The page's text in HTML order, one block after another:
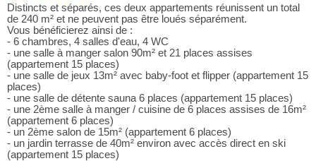
Distincts et séparés, ces deux appartements réunissent un total
de 240 m² et ne peuvent pas être loués séparément.
Vous bénéficierez ainsi de :
- 6 chambres, 4 salles d'eau, 4 WC
- une salle à manger salon 90m² et 21 places assises
(appartement 15 places)
- une salle de jeux 13m² avec baby-foot et flipper (appartement 15
places)
- une salle de détente sauna 6 places (appartement 15 places)
- une 2ème salle à manger / cuisine de 6 places assises de 16m²
(appartement 6 places)
- un 2ème salon de 15m² (appartement 6 places)
- un jardin terrasse de 40m² environ avec accès direct en ski
(appartement 15 places)